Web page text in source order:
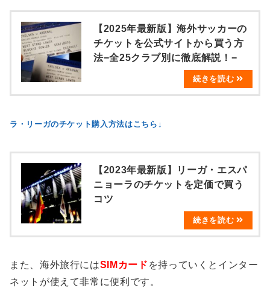
【2025年最新版】海外サッカーの
チケットを公式サイトから買う方
法−全25クラブ別に徹底解説！−
ラ・リーガのチケット購入方法はこちら↓
【2023年最新版】リーガ・エスパ
ニョーラのチケットを定価で買う
コツ
また、海外旅行にはSIMカード を持っていくとインター
ネットが使えて非常に便利です。